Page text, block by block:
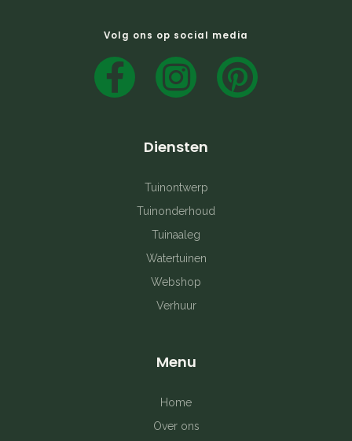
Menu
Home
Over ons
Diensten
Tuinontwerp
Tuinonderhoud
Tuinaaleg
Watertuinen
Webshop
Verhuur
Volg ons op social media
F
a
I
n
s
a
g
r
a
P
i